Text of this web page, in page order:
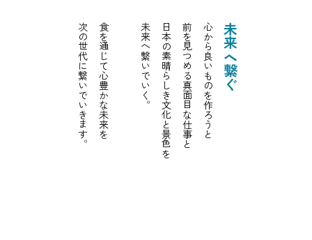
未来へ繋ぐ
心から良いものを作ろうと
前を見つめる真面目な仕事と
日本の素晴らしき文化と景色を
未来へ繋いでいく。
食を通じて心豊かな未来を
次の世代に繋いでいきます。